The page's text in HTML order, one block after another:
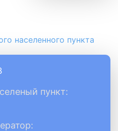
населенного пункта
пункт: